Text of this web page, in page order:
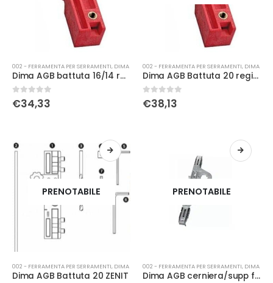
002 - FERRAMENTA PER SERRAMENTI, DIMA
Dima AGB battuta 16/14 registrabile 4d
0Su 5
€34,33
002 - FERRAMENTA PER SERRAMENTI, DIMA
Dima AGB Battuta 20 registrabile
0Su 5
€38,13
PRENOTABILE
002 - FERRAMENTA PER SERRAMENTI, DIMA
Dima AGB Battuta 20 ZENIT
PRENOTABILE
002 - FERRAMENTA PER SERRAMENTI, DIMA
Dima AGB cerniera/supp for